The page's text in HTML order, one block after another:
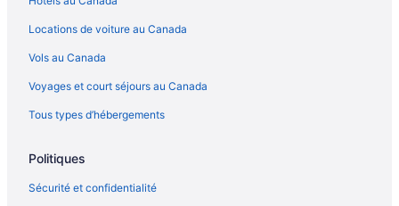
Hôtels pour les familles – Tulum
Tulum – Villas
Complexes et hôtels tout inclus – Xpu-Ha
Locations de voiture au Canada
Vols au Canada
Voyages et court séjours au Canada
Tous types d’hébergements
Politiques
Sécurité et confidentialité